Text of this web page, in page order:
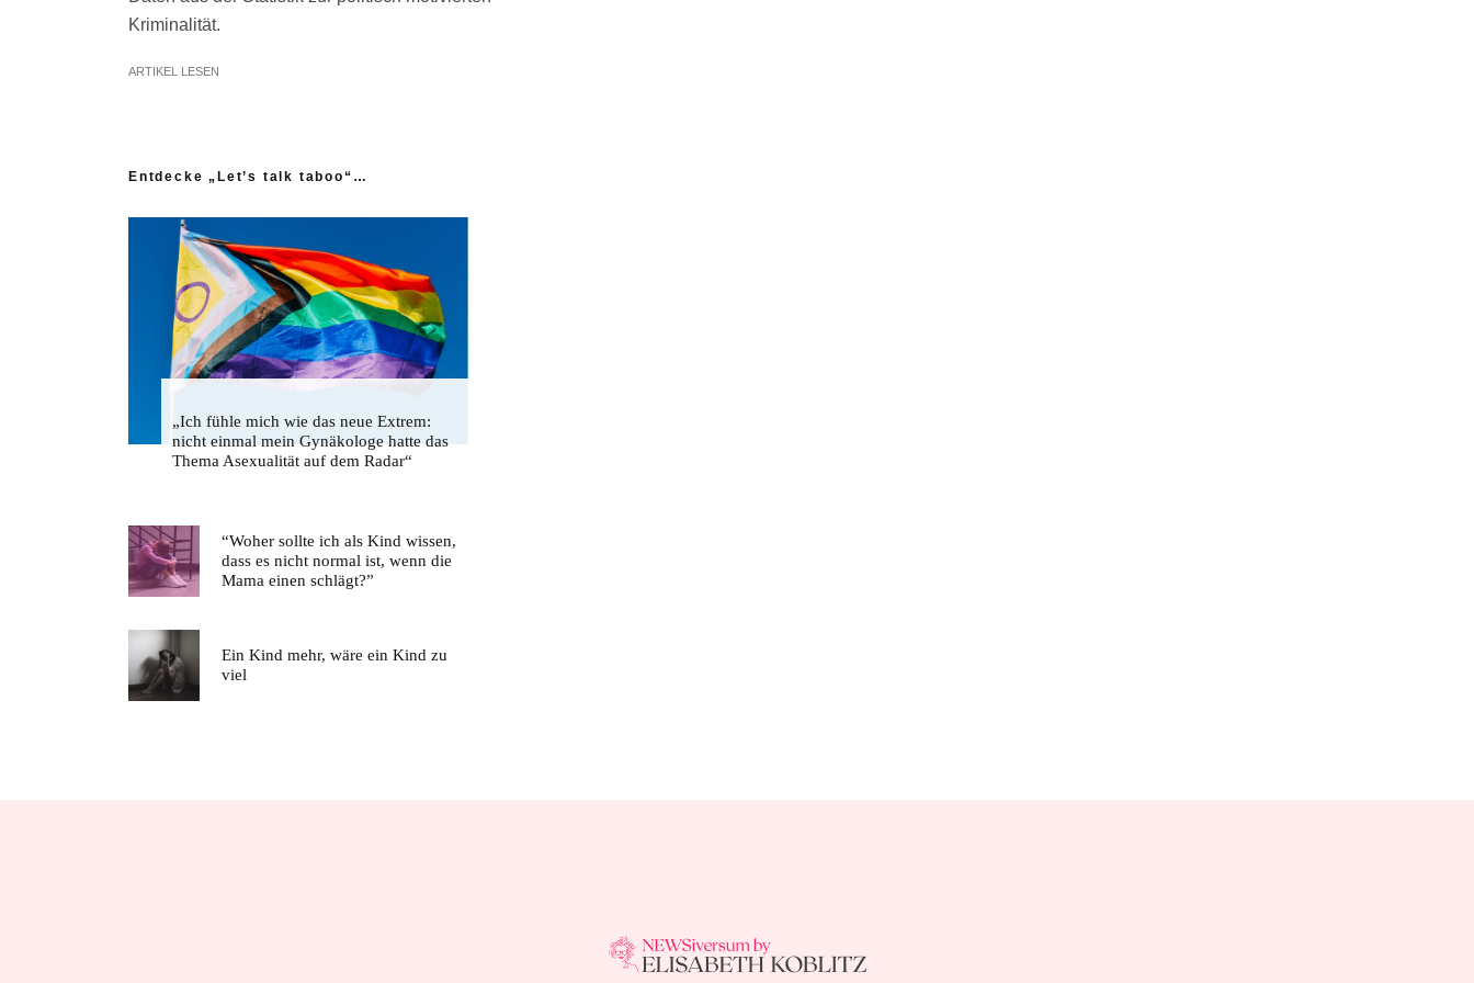
Kriminalität.
ARTIKEL LESEN
Entdecke „Let’s talk taboo“…
„Ich fühle mich wie das neue Extrem:
nicht einmal mein Gynäkologe hatte das
Thema Asexualität auf dem Radar“
“Woher sollte ich als Kind wissen,
dass es nicht normal ist, wenn die
Mama einen schlägt?”
Ein Kind mehr, wäre ein Kind zu
viel